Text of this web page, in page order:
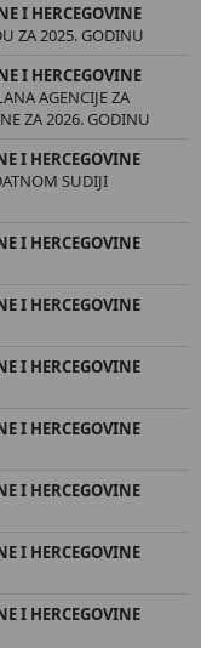
I HERCEGOVINE
ZA 2025. GODINU
I HERCEGOVINE
AGENCIJE ZA
ZA 2026. GODINU
I HERCEGOVINE
SUDIJI
I HERCEGOVINE
I HERCEGOVINE
I HERCEGOVINE
I HERCEGOVINE
I HERCEGOVINE
I HERCEGOVINE
I HERCEGOVINE